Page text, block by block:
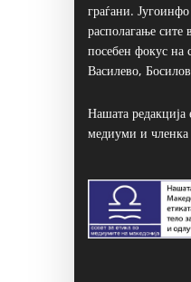
граѓани.
располагање сите
посебен фокус на
Василево,
Нашата редакција
медиуми и